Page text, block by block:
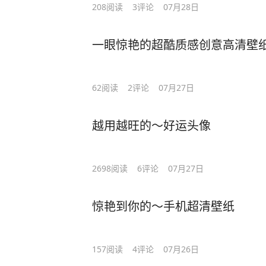
208阅读 3评论 07月28日
一眼惊艳的超酷质感创意高清壁
62阅读 2评论 07月27日
越用越旺的～好运头像
2698阅读 6评论 07月27日
惊艳到你的～手机超清壁纸
157阅读 4评论 07月26日